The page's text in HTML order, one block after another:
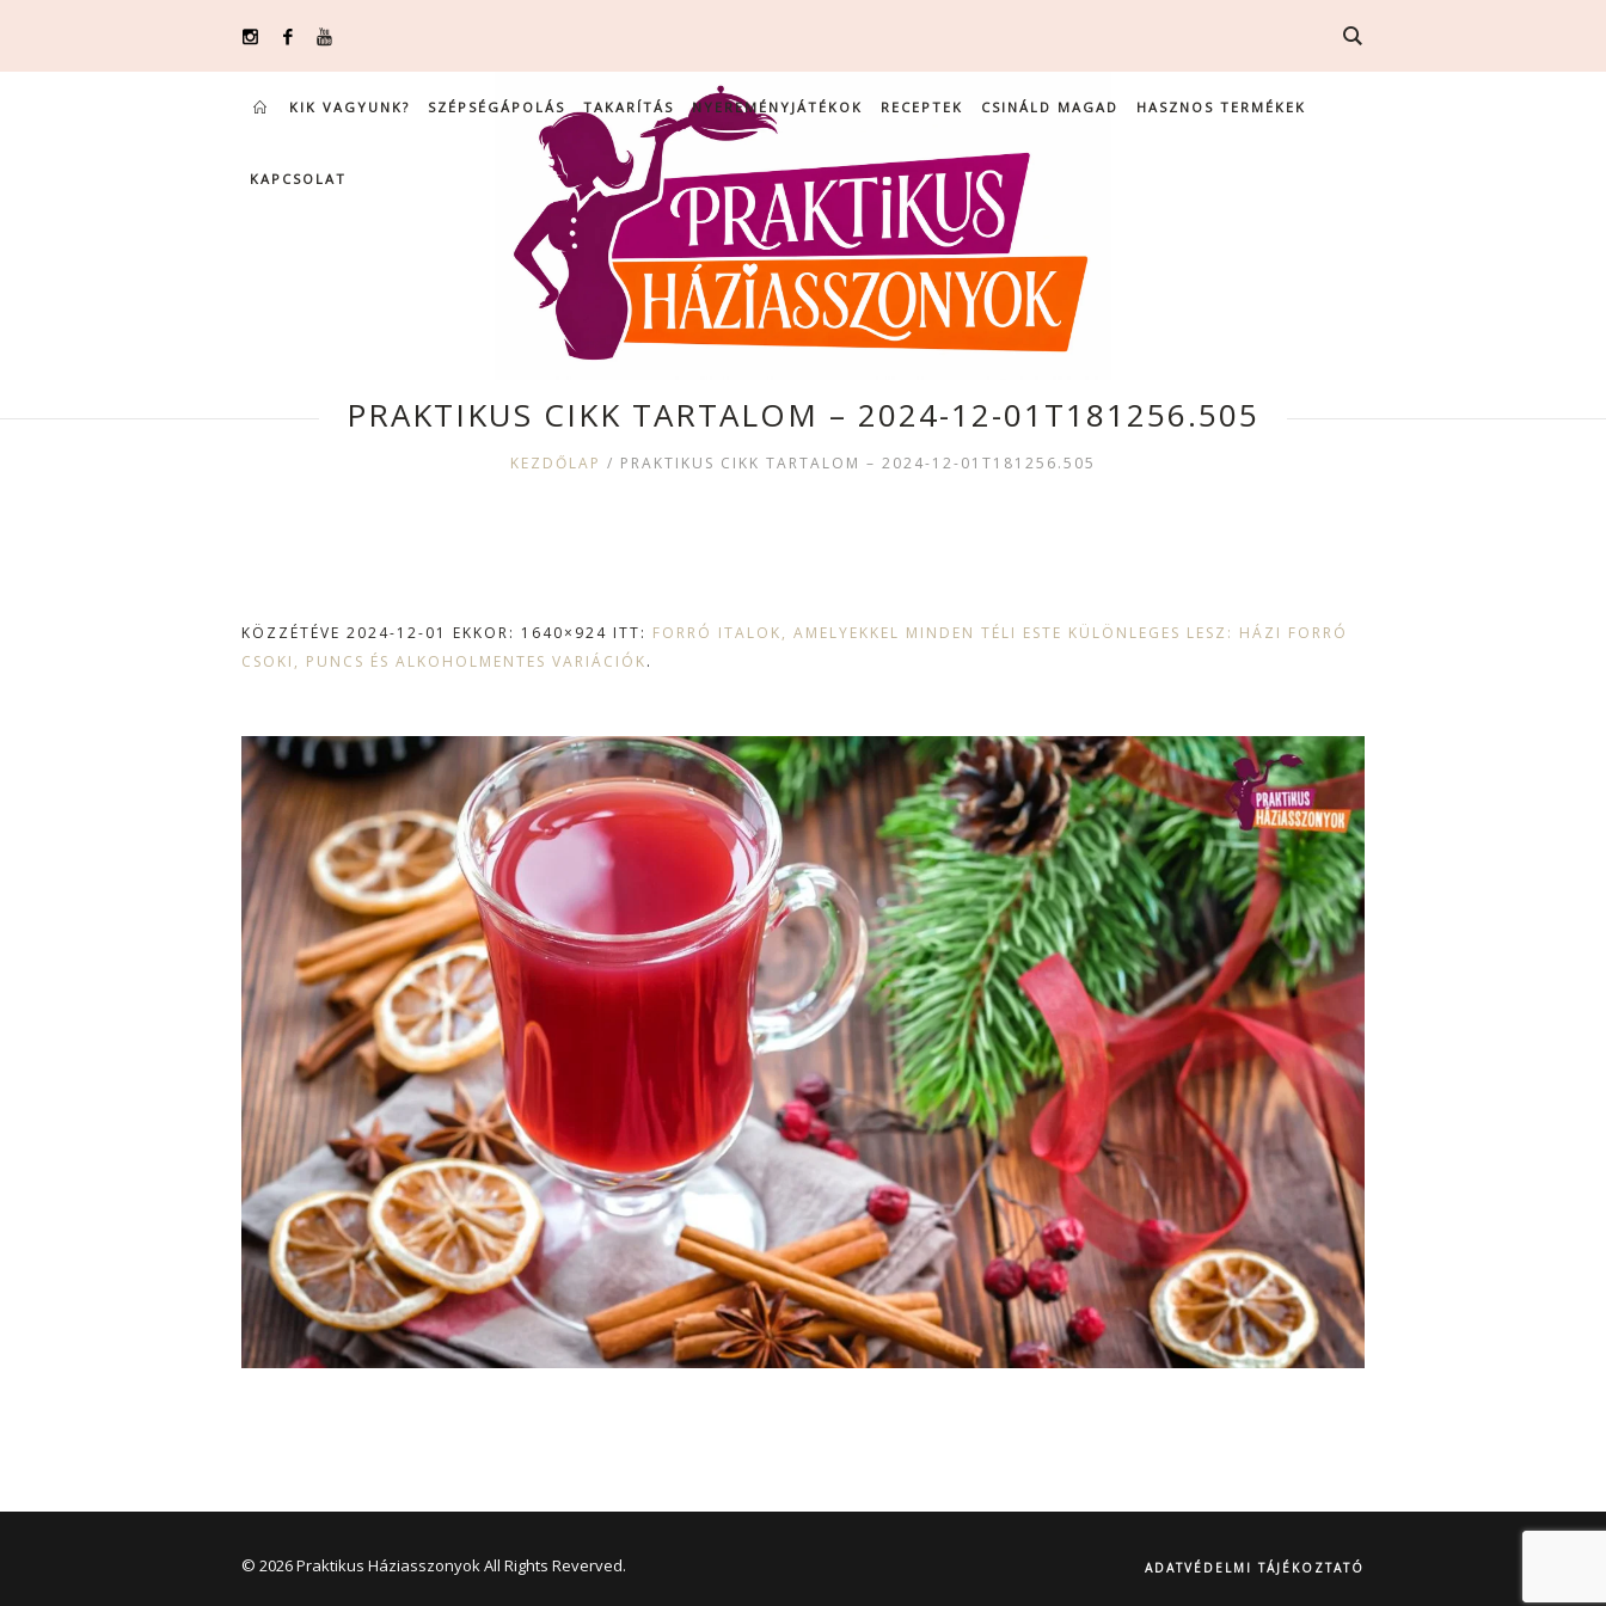
KIK VAGYUNK? SZÉPSÉGÁPOLÁS TAKARÍTÁS NYEREMÉNYJÁTÉKOK RECEPTEK CSINÁLD MAGAD HASZNOS TERMÉKEK
KAPCSOLAT
PRAKTIKUS CIKK TARTALOM – 2024-12-01T181256.505
KEZDŐLAP / PRAKTIKUS CIKK TARTALOM – 2024-12-01T181256.505
KÖZZÉTÉVE 2024-12-01 EKKOR: 1640×924 ITT: FORRÓ ITALOK, AMELYEKKEL MINDEN TÉLI ESTE KÜLÖNLEGES LESZ: HÁZI FORRÓ
CSOKI, PUNCS ÉS ALKOHOLMENTES VARIÁCIÓK.
ADATVÉDELMI TÁJÉKOZTATÓ
© 2026 Praktikus Háziasszonyok All Rights Reverved.